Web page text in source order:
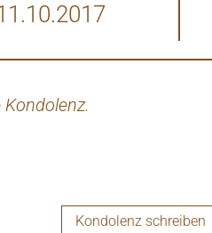
Kondolenz schreiben